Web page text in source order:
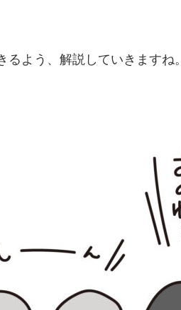
よう、解説していきますね。